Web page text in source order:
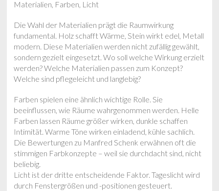
Materialien, Farben, Licht
Die Wahl der Materialien prägt die Raumwirkung
fundamental. Holz schafft Wärme, Stein wirkt edel, Metall
modern. Diese Materialien werden nicht zufällig gewählt,
sondern gezielt eingesetzt. Wo soll welche Wirkung erzielt
werden? Welche Materialien passen zum Konzept?
Welche sind pflegeleicht und langlebig?
Farben spielen eine ähnlich wichtige Rolle. Sie
beeinflussen, wie Räume wahrgenommen werden. Helle
Farben lassen Räume größer wirken, dunkle schaffen
Intimität. Warme Töne wirken einladend, kühle sachlich.
Die Bewertungen zu Manfred Schenk erwähnen oft die
stimmigen Farbkonzepte – weil sie durchdacht sind, nicht
beliebig.
Licht ist der dritte entscheidende Faktor. Tageslicht wird
durch Fenstergrößen und -positionen gesteuert.